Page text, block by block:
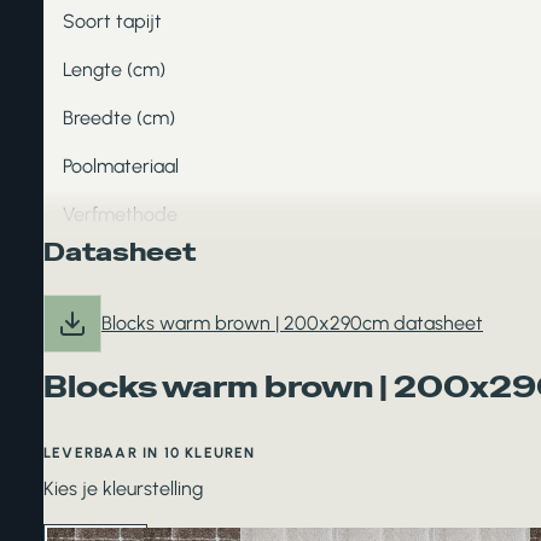
Soort tapijt
Lengte (cm)
Breedte (cm)
Poolmateriaal
Verfmethode
Datasheet
Blocks warm brown | 200x290cm datasheet
Blocks warm brown |
LEVERBAAR IN 10 KLEUREN
Kies je kleurstelling